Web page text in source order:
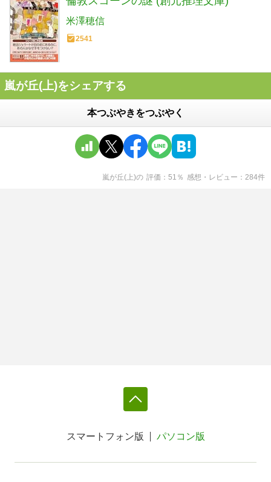
米澤穂信
2541
嵐が丘(上)をシェアする
本つぶやきをつぶやく
嵐が丘(上)の 評価 51 ％ 感想・レビュー 284件
スマートフォン版 パソコン版